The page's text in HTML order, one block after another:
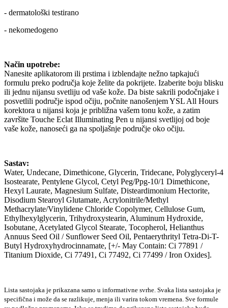
- dermatološki testirano
- nekomedogeno
Način upotrebe:
Nanesite aplikatorom ili prstima i izblendajte nežno tapkajući
formulu preko područja koje želite da pokrijete. Izaberite boju blisku
ili jednu nijansu svetliju od vaše kože. Da biste sakrili podočnjake i
posvetlili područje ispod očiju, počnite nanošenjem YSL All Hours
korektora u nijansi koja je približna vašem tonu kože, a zatim
završite Touche Eclat Illuminating Pen u nijansi svetlijoj od boje
vaše kože, nanoseći ga na spoljašnje područje oko očiju.
Sastav:
Water, Undecane, Dimethicone, Glycerin, Tridecane, Polyglyceryl-4
Isostearate, Pentylene Glycol, Cetyl Peg/Ppg-10/1 Dimethicone,
Hexyl Laurate, Magnesium Sulfate, Disteardimonium Hectorite,
Disodium Stearoyl Glutamate, Acrylonitrile/Methyl
Methacrylate/Vinylidene Chloride Copolymer, Cellulose Gum,
Ethylhexylglycerin, Trihydroxystearin, Aluminum Hydroxide,
Isobutane, Acetylated Glycol Stearate, Tocopherol, Helianthus
Annuus Seed Oil / Sunflower Seed Oil, Pentaerythrityl Tetra-Di-T-
Butyl Hydroxyhydrocinnamate, [+/- May Contain: Ci 77891 /
Titanium Dioxide, Ci 77491, Ci 77492, Ci 77499 / Iron Oxides].
Lista sastojaka je prikazana samo u informativne svrhe. Svaka lista sastojaka je
specifična i može da se razlikuje, menja ili varira tokom vremena. Sve formule